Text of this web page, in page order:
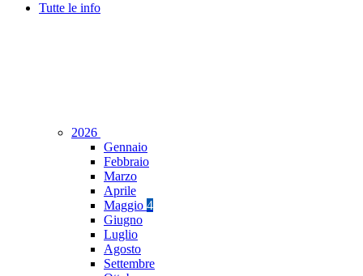
Tutte le info
2026
Gennaio
Febbraio
Marzo
Aprile
Maggio 4
Giugno
Luglio
Agosto
Settembre